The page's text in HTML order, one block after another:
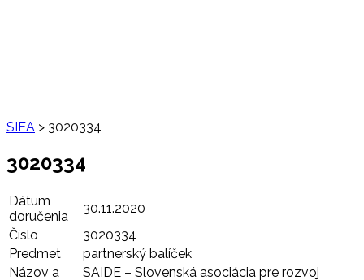
SIEA > 3020334
3020334
Dátum
doručenia
30.11.2020
Číslo
3020334
Predmet
partnerský balíček
Názov a
SAIDE – Slovenská asociácia pre rozvoj